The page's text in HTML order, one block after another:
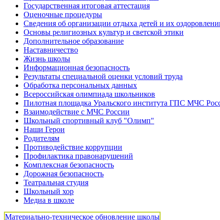
Государственная итоговая аттестация
Оценочные процедуры
Сведения об организации отдыха детей и их
Основы религиозных культур и светской этики
Дополнительное образование
Наставничество
Жизнь школы
Информационная безопасность
Результаты специальной оценки условий труда
Обработка персональных данных
Всероссийская олимпиада школьников
Пилотная площадка Уральского института ГПС МЧС
Взаимодействие с МЧС России
Школьный спортивный клуб "Олимп"
Наши Герои
Родителям
Противодействие коррупции
Профилактика правонарушений
Комплексная безопасность
Дорожная безопасность
Театральная студия
Школьный хор
Медиа в школе
Материально-техническое обновление школы